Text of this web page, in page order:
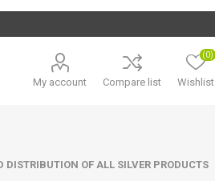
My account Compare list Wishlist
(0)
DISTRIBUTION OF ALL SILVER PRODUCTS